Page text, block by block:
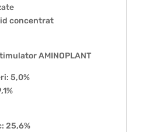
concentrat
AMINOPLANT
5,0%
25,6%